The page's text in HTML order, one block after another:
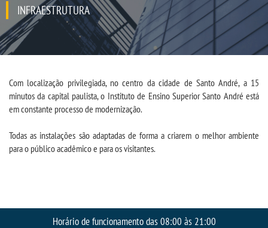
ESTÁGIOS
INFRAESTRUTURA
BIBLIOTECA
CPA
CPSA
CURSOS
INFRAESTRUTURA
Com localização privilegiada, no centro da cidade de Santo André, a 15
minutos da capital paulista, o Instituto de Ensino Superior Santo André está
em constante processo de modernização.
Todas as instalações são adaptadas de forma a criarem o melhor ambiente
para o público acadêmico e para os visitantes.
Horário de funcionamento das 08:00 às 21:00